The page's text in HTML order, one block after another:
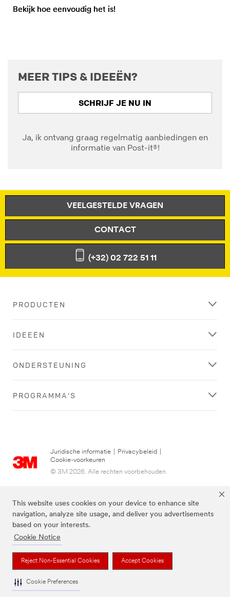
This website uses cookies on your device to enhance site
navigation, analyze site usage, and deliver you advertisements
based on your interests.
Cookie Notice
Reject Non-Essential Cookies Accept Cookies
Cookie Preferences
Bekijk hoe eenvoudig het is!
MEER TIPS & IDEEËN?
SCHRIJF JE NU IN
Ja, ik ontvang graag regelmatig aanbiedingen en
informatie van Post-it®!
VEELGESTELDE VRAGEN
CONTACT
(+32) 02 722 51 11
PRODUCTEN
IDEEËN
ONDERSTEUNING
PROGRAMMA'S
Juridische informatie Privacybeleid
Cookie-voorkeuren
© 3M 2026. Alle rechten voorbehouden.